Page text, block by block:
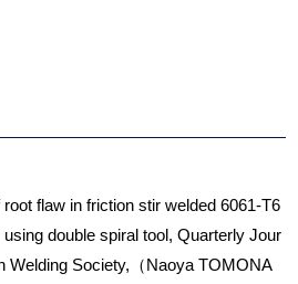
flaw in friction stir welded 6061-T6
double spiral tool, Quarterly Jour
Welding Society,（Naoya TOMONA